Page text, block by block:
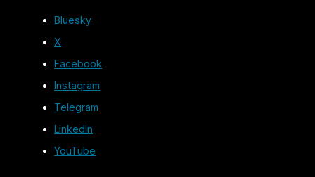
Bluesky
X
Facebook
Instagram
Telegram
LinkedIn
YouTube